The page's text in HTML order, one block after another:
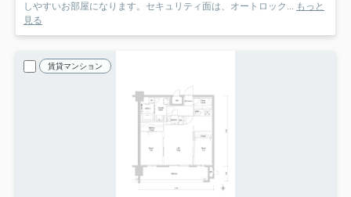
しやすいお部屋になります。セキュリティ面は、オートロック... もっと
見る
賃貸マンション